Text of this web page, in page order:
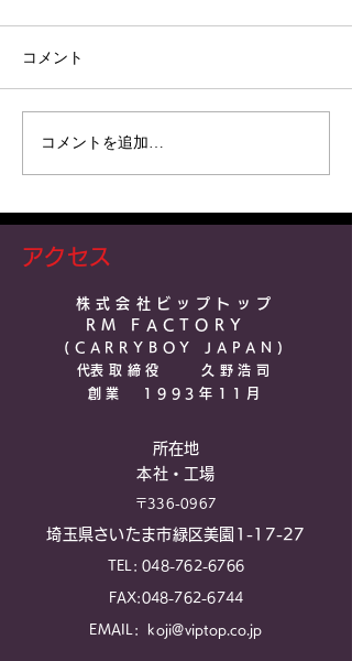
コメント
コメントを追加…
アクセス
株式会社ビップトップ
RM FACTO
RY
(CARRYBOY JAPAN)​
​代表取締役 久野浩司
​創業 1993年11月
所在地
本社・工場
〒336-0967
埼玉県さいたま市緑区美園1-17-27
TEL:048-762-6766
FAX:048-762-6744
EMAIL: koji@viptop.co.jp